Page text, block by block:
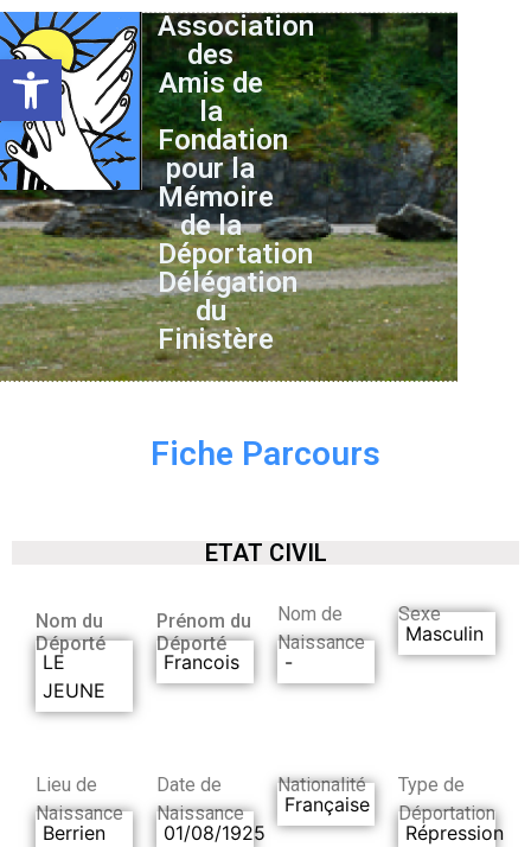
Ouvrir la barre d’outils
Association
des
Amis de
la
Fondation
pour la
Mémoire
de la
Déportation
Délégation
du
Finistère
Fiche Parcours
ETAT CIVIL
Nom du
Déporté
LE
JEUNE
Prénom du
Déporté
Francois
Nom de
Naissance
-
Sexe
Masculin
Lieu de
Naissance
Berrien
Date de
Naissance
01/08/1925
Nationalité
Française
Type de
Déportation
Répression